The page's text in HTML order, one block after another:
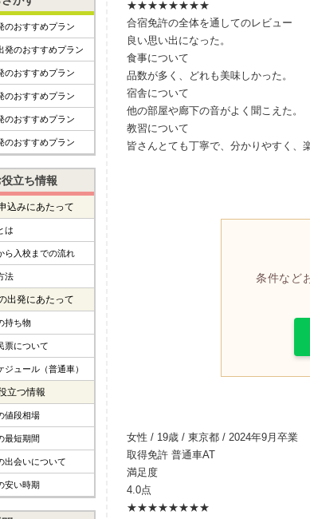
★★★★★★★★
合宿免許の全体を通してのレビュー
良い思い出になった。
食事について
品数が多く、どれも美味しかった。
宿舎について
他の部屋や廊下の音がよく聞こえた。
教習について
皆さんとても丁寧で、分かりやすく、
条件など
女性 / 19歳 / 東京都 / 2024年9月卒業
取得免許 普通車AT
満足度
4.0点
★★★★★★★★
のおすすめプラン
発のおすすめプラン
のおすすめプラン
のおすすめプラン
のおすすめプラン
のおすすめプラン
立ち情報
込みにあたって
は
ら入校までの流れ
法
出発にあたって
持ち物
票について
ュール（普通車）
立つ情報
値段相場
最短期間
出会いについて
安い時期